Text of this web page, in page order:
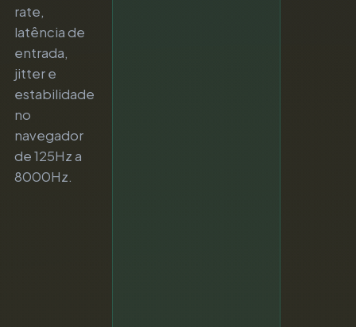
rate,
latência de
entrada,
jitter e
estabilidade
no
navegador
de 125Hz a
8000Hz.